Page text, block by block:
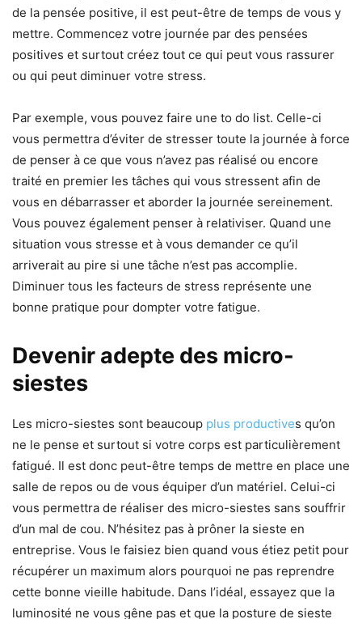
de la pensée positive, il est peut-être de temps de vous y
mettre. Commencez votre journée par des pensées
positives et surtout créez tout ce qui peut vous rassurer
ou qui peut diminuer votre stress.
Par exemple, vous pouvez faire une to do list. Celle-ci
vous permettra d’éviter de stresser toute la journée à force
de penser à ce que vous n’avez pas réalisé ou encore
traité en premier les tâches qui vous stressent afin de
vous en débarrasser et aborder la journée sereinement.
Vous pouvez également penser à relativiser. Quand une
situation vous stresse et à vous demander ce qu’il
arriverait au pire si une tâche n’est pas accomplie.
Diminuer tous les facteurs de stress représente une
bonne pratique pour dompter votre fatigue.
Devenir adepte des micro-
siestes
Les micro-siestes sont beaucoup plus productives qu’on
ne le pense et surtout si votre corps est particulièrement
fatigué. Il est donc peut-être temps de mettre en place une
salle de repos ou de vous équiper d’un matériel. Celui-ci
vous permettra de réaliser des micro-siestes sans souffrir
d’un mal de cou. N’hésitez pas à prôner la sieste en
entreprise. Vous le faisiez bien quand vous étiez petit pour
récupérer un maximum alors pourquoi ne pas reprendre
cette bonne vieille habitude. Dans l’idéal, essayez que la
luminosité ne vous gêne pas et que la posture de sieste